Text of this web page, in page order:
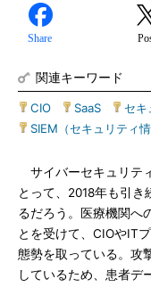
Share
関連キーワード
CIO SaaS セキ
SIEM（セキュリティ
サイバーセキュリテ
とって、2018年も引き
るだろう。医療機関へ
とを受けて、CIOやIT
態勢を取っている。攻
しているため、患者デ